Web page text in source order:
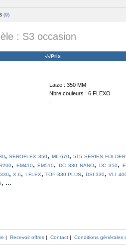
(9)
: S3 occasion
-/-/Prix
Laize : 350 MM
Nbre couleurs : 6 FLEXO
-
,SEROFLEX 350, M6-670,515 SERIES FOLDER
, EM410,EM510,DC 330 NANO, DC 350,
330,X 6, I FLEX,TOP-330 PLUS, DSI 330,VLI
, ...
| Recevoir offres | Contact | Conditions générales